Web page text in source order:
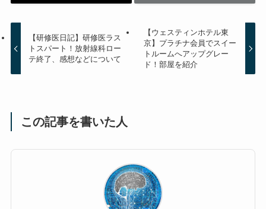
【研修医日記】研修医ラス
トスパート！放射線科ロー
テ終了、感想などについて
【ウェスティンホテル東
京】プラチナ会員でスイー
トルームへアップグレー
ド！部屋を紹介
この記事を書いた人